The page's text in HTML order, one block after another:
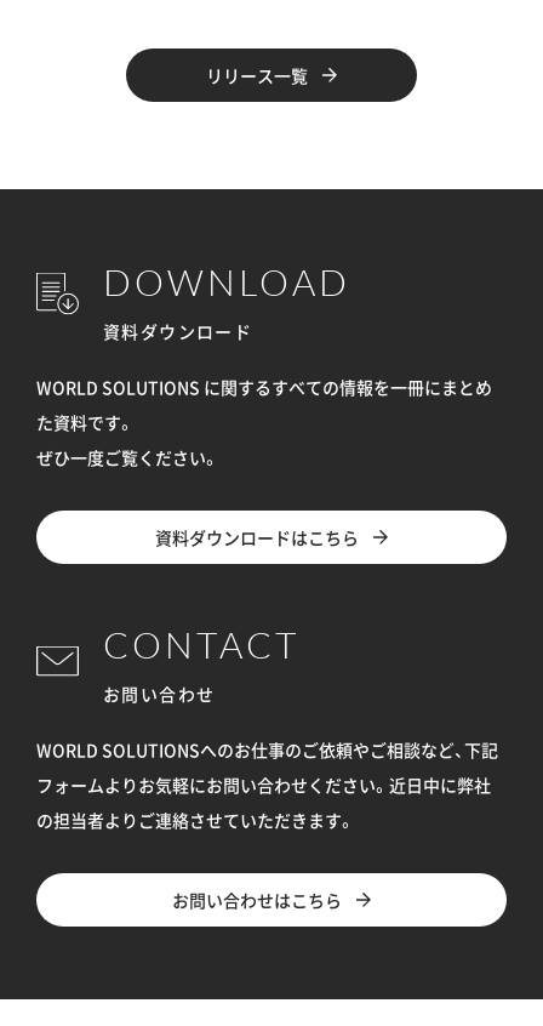
リリース一覧
DOWNLOAD
資料ダウンロード
WORLD SOLUTIONS に関するすべての情報を一冊にまとめ
た資料です。
ぜひ一度ご覧ください。
資料ダウンロードはこちら
CONTACT
お問い合わせ
WORLD SOLUTIONSへのお仕事のご依頼やご相談など、下記
フォームよりお気軽にお問い合わせください。 近日中に弊社
の担当者よりご連絡させていただきます。
お問い合わせはこちら